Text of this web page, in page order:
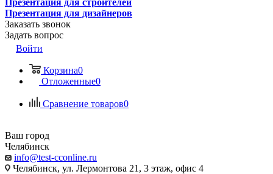
Презентация для строителей
Презентация для дизайнеров
Заказать звонок
Задать вопрос
Войти
Корзина0
Отложенные0
Сравнение товаров0
Ваш город
Челябинск
info@test-cconline.ru
Челябинск, ул. Лермонтова 21, 3 этаж, офис 4